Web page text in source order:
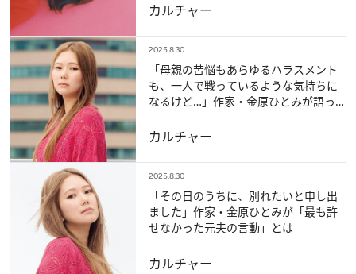
カルチャー
2025.8.30
「母親の苦悩もあらゆるハラスメント
も、一人で戦っているような気持ちに
なるけど…」作家・金原ひとみが語っ
カルチャー
2025.8.30
「その日のうちに、別れたいと申し出
ました」作家・金原ひとみが「最も許
せなかった元夫の言動」とは
カルチャー